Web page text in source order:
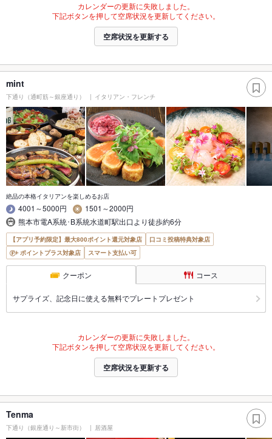
カレンダーの更新に失敗しました。
下記ボタンを押して空席状況を更新してください。
空席状況を更新する
mint
下通り（通町筋～銀座通り） イタリアン・フレンチ
絶品の本格イタリアンを楽しめるお店
4001～5000円
1501～2000円
熊本市電A系統･B系統水道町駅出口より徒歩約6分
【アプリ予約限定】最大800ポイント還元対象店
口コミ投稿特典対象店
ポイントプラス対象店
スマート支払い可
クーポン コース
サプライズ、記念日に使える無料でプレートプレゼント
カレンダーの更新に失敗しました。
下記ボタンを押して空席状況を更新してください。
空席状況を更新する
Tenma
下通り（銀座通り～新市街） 居酒屋